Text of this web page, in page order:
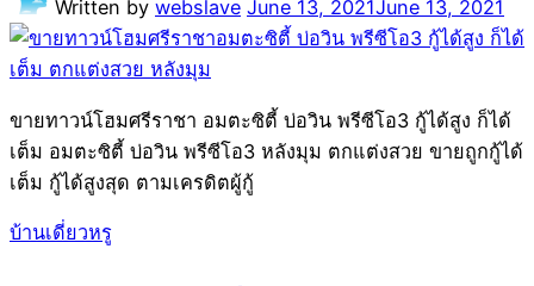
Written by webslave June 13, 2021June 13, 2021
ขายทาวน์โฮมศรีราชา อมตะซิตี้ บ่อวิน พรีซีโอ3 กู้ได้สูง ก็ได้
เต็ม อมตะซิตี้ บ่อวิน พรีซีโอ3 หลังมุม ตกแต่งสวย ขายถูกกู้ได้
เต็ม กู้ได้สูงสุด ตามเครดิตผู้กู้
บ้านเดี่ยวหรู